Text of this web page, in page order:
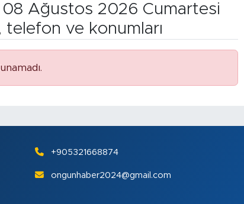
08 Ağustos 2026 Cumartesi
ve konumları
+905321668874
ongunhaber2024@gmail.com